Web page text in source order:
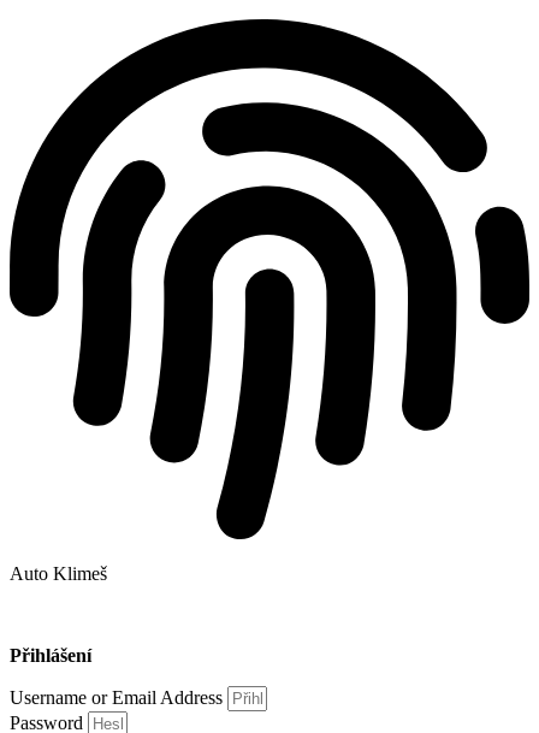
Auto Klimeš
Přihlášení
Username or Email Address
Password